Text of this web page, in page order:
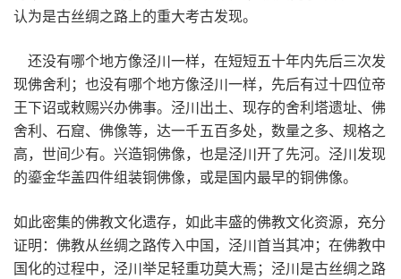
认为是古丝绸之路上的重大考古发现。
还没有哪个地方像泾川一样，在短短五十年内先后三次发
现佛舍利；也没有哪个地方像泾川一样，先后有过十四位帝
王下诏或敕赐兴办佛事。泾川出土、现存的舍利塔遗址、佛
舍利、石窟、佛像等，达一千五百多处，数量之多、规格之
高，世间少有。兴造铜佛像，也是泾川开了先河。泾川发现
的鎏金华盖四件组装铜佛像，或是国内最早的铜佛像。
如此密集的佛教文化遗存，如此丰盛的佛教文化资源，充分
证明：佛教从丝绸之路传入中国，泾川首当其冲；在佛教中
国化的过程中，泾川举足轻重功莫大焉；泾川是古丝绸之路